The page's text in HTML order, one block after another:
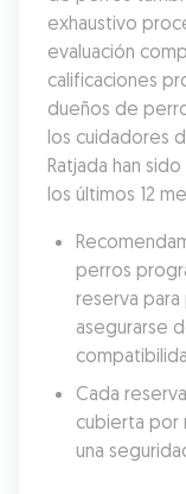
exhaustivo
evaluación
calificaciones
dueños de
los cuidadores
Ratjada han
los últimos 12
perros
reserva
asegurarse
Cada
cubierta por
una